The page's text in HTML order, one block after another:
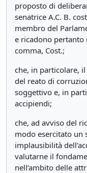
proposto di
senatrice A.C. B.
membro del
e ricadono pertanto
comma, Cost.;
che, in particolare, il
del reato di
soggettivo e, in
accipiendi;
che, ad avviso del
modo esercitato un
implausibilità
valutarne il
nell’ambito delle